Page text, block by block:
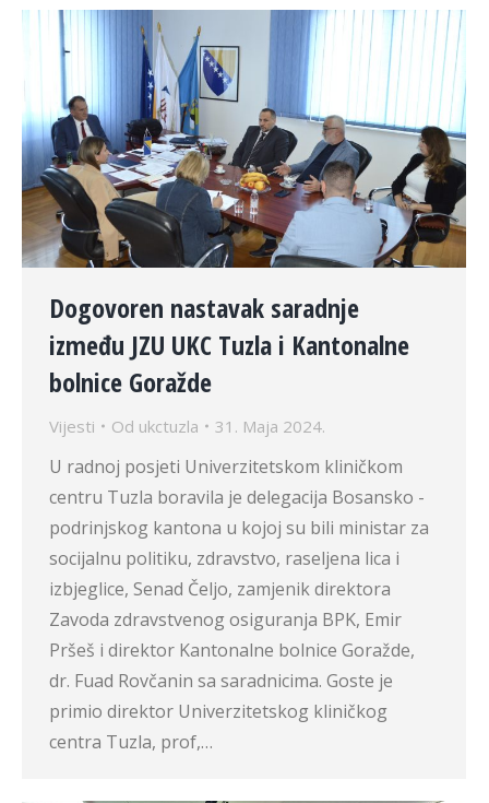
Dogovoren nastavak saradnje
između JZU UKC Tuzla i Kantonalne
bolnice Goražde
Vijesti Od ukctuzla 31. Maja 2024.
U radnoj posjeti Univerzitetskom kliničkom
centru Tuzla boravila je delegacija Bosansko -
podrinjskog kantona u kojoj su bili ministar za
socijalnu politiku, zdravstvo, raseljena lica i
izbjeglice, Senad Čeljo, zamjenik direktora
Zavoda zdravstvenog osiguranja BPK, Emir
Pršeš i direktor Kantonalne bolnice Goražde,
dr. Fuad Rovčanin sa saradnicima. Goste je
primio direktor Univerzitetskog kliničkog
centra Tuzla, prof,…